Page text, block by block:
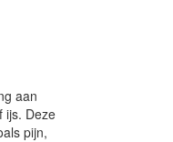
aan
ijs. Deze
pijn,